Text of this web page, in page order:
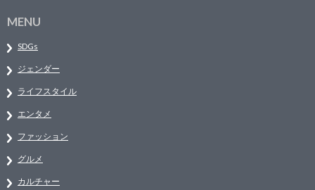
MENU
SDGs
ジェンダー
ライフスタイル
エンタメ
ファッション
グルメ
カルチャー